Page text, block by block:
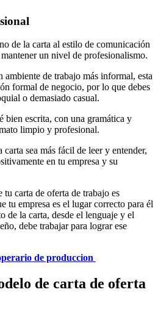
de la carta al estilo de comunicación
un nivel de profesionalismo.
ambiente de trabajo más informal, esta
formal de negocio, por lo que debes
o demasiado casual.
bien escrita, con una gramática y
limpio y profesional.
sea más fácil de leer y entender,
en tu empresa y su
carta de oferta de trabajo es
tu empresa es el lugar correcto para él
de la carta, desde el lenguaje y el
debe trabajar para lograr ese
de produccion
de carta de oferta